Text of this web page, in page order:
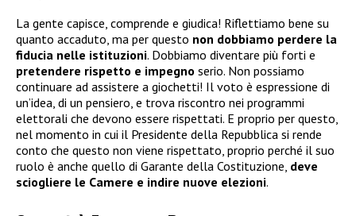
La gente capisce, comprende e giudica! Riflettiamo bene su
quanto accaduto, ma per questo non dobbiamo perdere la
fiducia nelle istituzioni. Dobbiamo diventare più forti e
pretendere rispetto e impegno serio. Non possiamo
continuare ad assistere a giochetti! Il voto è espressione di
un’idea, di un pensiero, e trova riscontro nei programmi
elettorali che devono essere rispettati. E proprio per questo,
nel momento in cui il Presidente della Repubblica si rende
conto che questo non viene rispettato, proprio perché il suo
ruolo è anche quello di Garante della Costituzione, deve
sciogliere le Camere e indire nuove elezioni.